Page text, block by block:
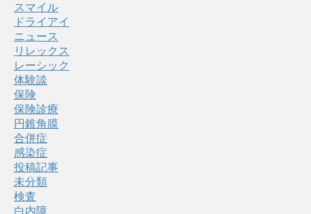
スマイル
ドライアイ
ニュース
リレックス
レーシック
体験談
保険
保険診療
円錐角膜
合併症
感染症
投稿記事
未分類
検査
白内障